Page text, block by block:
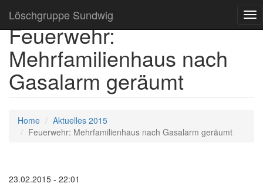
Löschgruppe Sundwig
Feuerwehr:
Mehrfamilienhaus nach
Gasalarm geräumt
Home
Aktuelles 2015
Feuerwehr: Mehrfamilienhaus nach Gasalarm geräumt
23.02.2015 - 22:01